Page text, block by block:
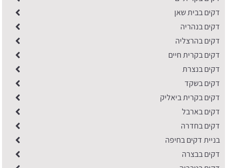
דקים בבית שאן
דקים בנהריה
דקים בהרצליה
דקים בקרית חיים
דקים בנצרת
דקים בשקד
דקים בקרית ביאליק
דקים בארבל
דקים בחדרה
בניית דקים בחיפה
דקים בבצרה